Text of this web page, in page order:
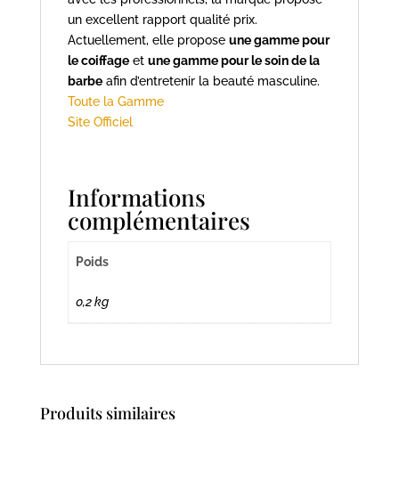
un excellent rapport qualité prix.
Actuellement, elle propose une gamme pour
le coiffageet une gamme pour le soin de la
barbeafin d’entretenir la beauté masculine.
Toute la Gamme
Site Officiel
Informations
complémentaires
Poids
0,2 kg
Produits similaires